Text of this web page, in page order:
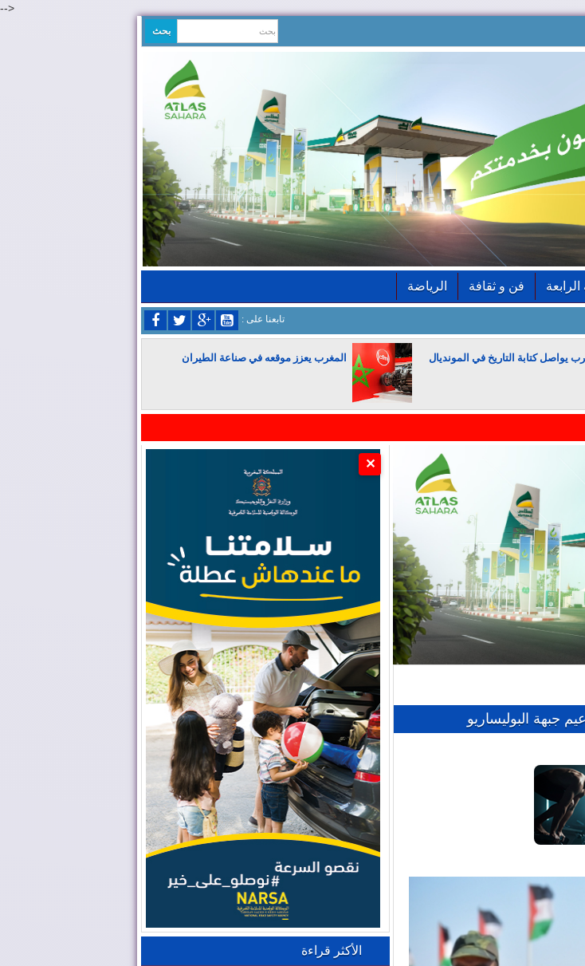
-->
فن و ثقافة الرياضة
: تابعنا على
يواصل كتابة التاريخ في المونديال المغرب يعزز موقعه في صناعة الطيران
جبهة البوليساريو
✕
الأكثر قراءة